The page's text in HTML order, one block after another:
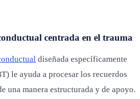
centrada en el trauma
diseñada específicamente
le ayuda a procesar los recuerdos
una manera estructurada y de apoyo.